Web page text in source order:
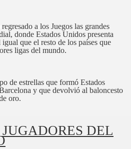
a los Juegos las grandes
donde Estados Unidos presenta
que el resto de los países que
ligas del mundo.
de estrellas que formó Estados
y que devolvió al baloncesto
oro.
DEL